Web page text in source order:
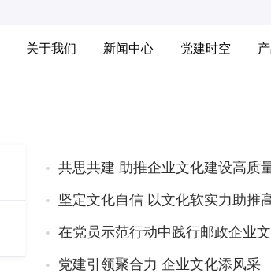
关于我们 新闻中心 党建时空
共思共建 助推企业文化建设高质
坚定文化自信 以文化软实力助推
在党员示范行动中践行邮政企业
党建引领聚合力 企业文化添风采